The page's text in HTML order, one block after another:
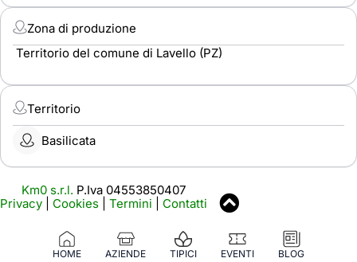
HOME AZIENDE TIPICI EVENTI BLOG
Zona di produzione
Territorio del comune di Lavello (PZ)
Territorio
Basilicata
Km0 s.r.l. P.Iva 04553850407
Privacy
Cookies Termini Contatti